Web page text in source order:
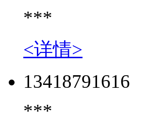
***
<详情>
13418791616
***